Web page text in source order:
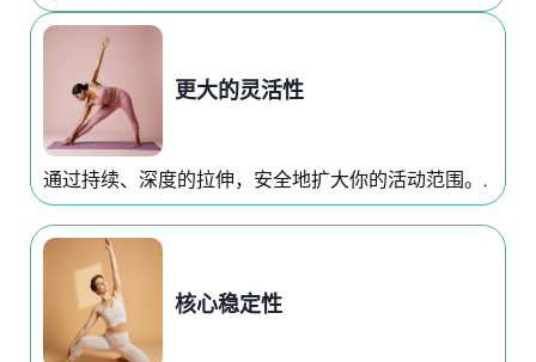
更大的灵活性
通过持续、深度的拉伸，安全地扩大你的活动范围。.
核心稳定性